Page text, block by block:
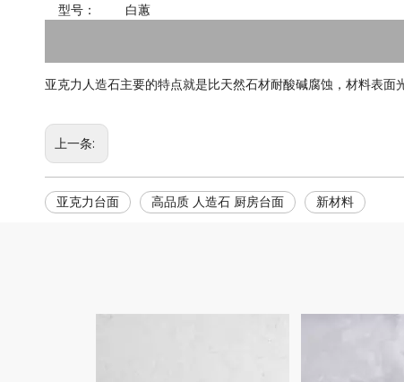
型号： 白蕙
亚克力人造石主要的特点就是比天然石材耐酸碱腐蚀，材料表
上一条:
亚克力台面 高品质 人造石 厨房台面 新材料